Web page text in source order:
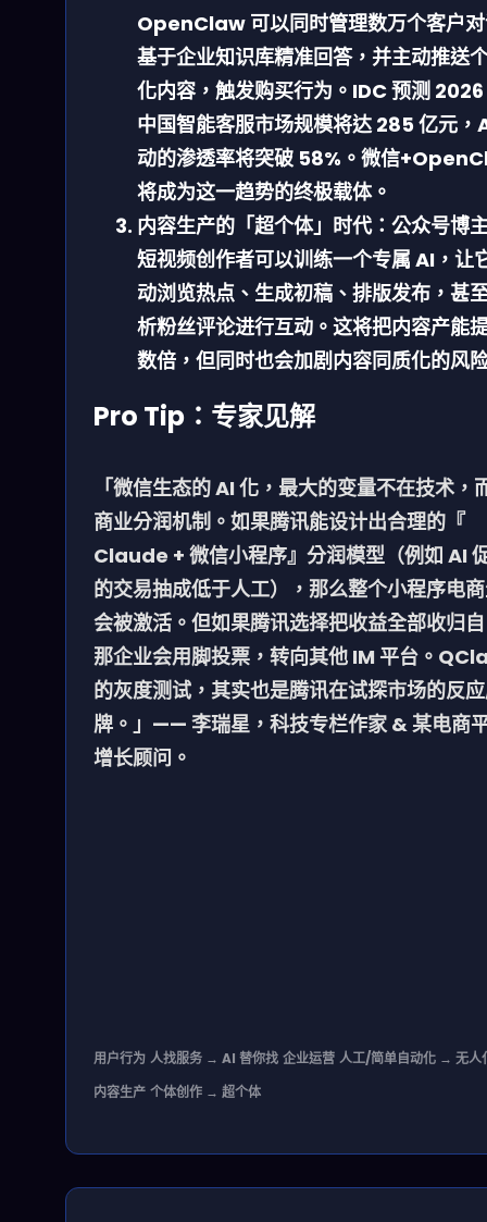
OpenClaw 可以同时管理数万个客户
基于企业知识库精准回答，并主动推送
化内容，触发购买行为。IDC 预测
中国智能客服市场规模将达 285 亿元，
动的渗透率将突破 58%。微信
将成为这一趋势的终极载体。
内容生产的「超个体」时代： 公众号博
短视频创作者可以训练一个专属 AI，让
动浏览热点、生成初稿、排版发布，甚
析粉丝评论进行互动。这将把内容产能
数倍，但同时也会加剧内容同质化的风
Pro Tip：专家见解
「微信生态的 AI 化，最大的变量不在技术，
商业分润机制。如果腾讯能设计出合理的『
Claude + 微信小程序』分润模型（例如 AI
的交易抽成低于人工），那么整个小程序电
会被激活。但如果腾讯选择把收益全部收归
那企业会用脚投票，转向其他 IM 平台。
的灰度测试，其实也是腾讯在试探市场的反
牌。」—— 李瑞星，科技专栏作家 & 某电商
增长顾问。
用户行为 人找服务 → AI 替你找 企业运营 人工/简单自动化 → 无人
内容生产 个体创作 → 超个体